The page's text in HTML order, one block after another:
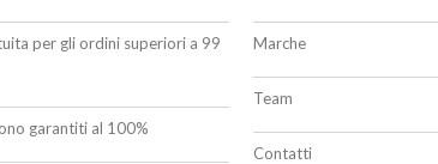
per gli ordini superiori a 99
garantiti al 100%
Marche
Team
Contatti